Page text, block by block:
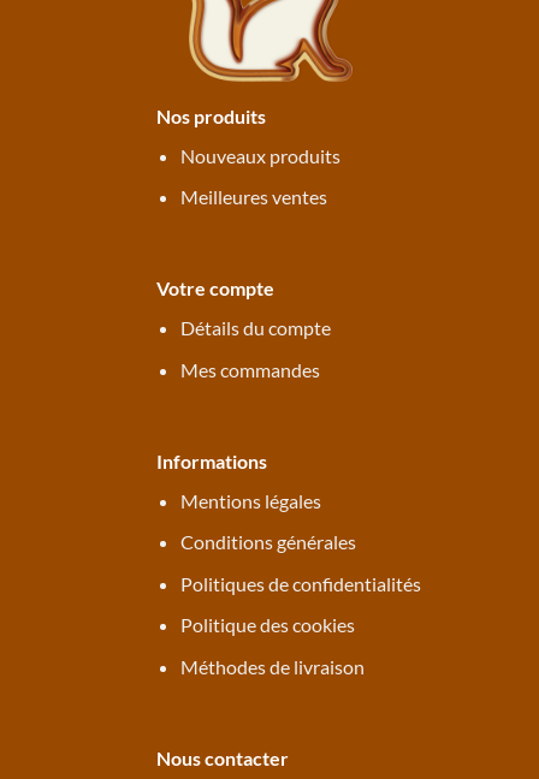
Nos produits
Nouveaux produits
Meilleures ventes
Votre compte
Détails du compte
Mes commandes
Informations
Mentions légales
Conditions générales
Politiques de confidentialités
Politique des cookies
Méthodes de livraison
Nous contacter